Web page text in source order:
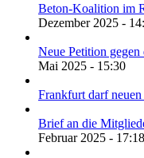
Beton-Koalition im
Dezember 2025 -
Neue Petition
Mai 2025 - 15:30
Frankfurt darf
Brief an die
Februar 2025 - 17:18